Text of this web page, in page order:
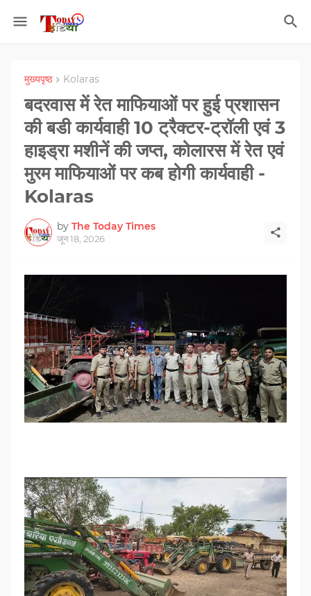
मुख्यपृष्ठ Kolaras
बदरवास में रेत माफियाओं पर हुई प्रशासन
की बडी कार्यवाही 10 ट्रैक्टर-ट्रॉली एवं 3
हाइड्रा मशीनें की जप्त, कोलारस में रेत एवं
मुरम माफियाओं पर कब होगी कार्यवाही -
Kolaras
by The Today Times
जून 18, 2026